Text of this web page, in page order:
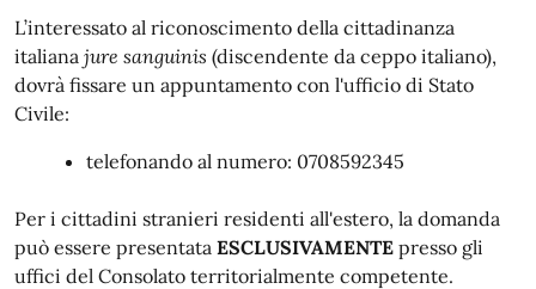
L’interessato al riconoscimento della cittadinanza
italiana jure sanguinis (discendente da ceppo italiano),
dovrà fissare un appuntamento con l'ufficio di Stato
Civile:
telefonando al numero: 0708592345
Per i cittadini stranieri residenti all'estero, la domanda
può essere presentata ESCLUSIVAMENTE presso gli
uffici del Consolato territorialmente competente.